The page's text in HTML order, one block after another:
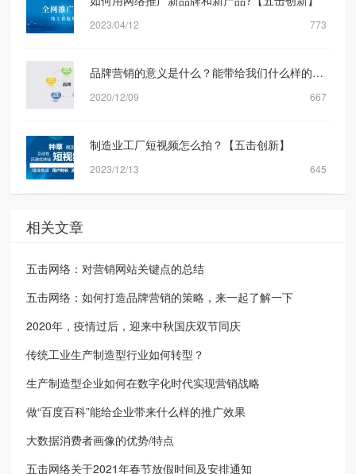
2023/04/12 773
品牌营销的意义是什么？能带给我们什么样的转化？
2020/12/09 667
制造业工厂短视频怎么拍？【五击创新】
2023/12/13 645
相关文章
五击网络：对营销网站关键点的总结
五击网络：如何打造品牌营销的策略，来一起了解一下
2020年，疫情过后，迎来中秋国庆双节同庆
传统工业生产制造型行业如何转型？
生产制造型企业如何在数字化时代实现营销战略
做“百度百科”能给企业带来什么样的推广效果
大数据消费者画像的优势/特点
五击网络关于2021年春节放假时间及安排通知